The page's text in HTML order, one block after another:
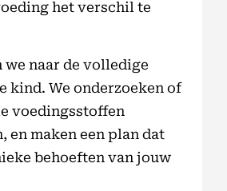
het verschil te
we naar de volledige
kind. We onderzoeken of
voedingsstoffen
en maken een plan dat
behoeften van jouw